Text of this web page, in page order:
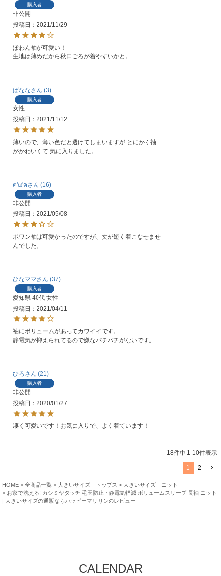
購入者
非公開
投稿日
2021/11/29
ぽわん袖が可愛い！
生地は薄めだから秋口ごろが着やすいかと。
ばなな 3
購入者
女性
投稿日
2021/11/12
薄いので、薄い色だと透けてしまいますが とにかく袖
がかわいくて 気に入りました。
ฅ'ω'ฅ 16
購入者
非公開
投稿日
2021/05/08
ポワン袖は可愛かったのですが、丈が短く着こなせませ
んでした。
ひなママ 37
購入者
愛知県 40代 女性
投稿日
2021/04/11
袖にボリュームがあってカワイイです。
静電気が抑えられてるので嫌なパチパチがないです。
ひろ 21
購入者
非公開
投稿日
2020/01/27
凄く可愛いです！お気に入りで、よく着ています！
18件中 1 -10件表示
1 2
HOME 全商品一覧 大きいサイズ トップス
大きいサイズ ニット
お家で洗える! カシミヤタッチ 毛玉防止・静電気軽減 ボリュームスリーブ 長袖 ニット
| 大きいサイズの通販ならハッピーマリリンのレビュー
CALENDAR